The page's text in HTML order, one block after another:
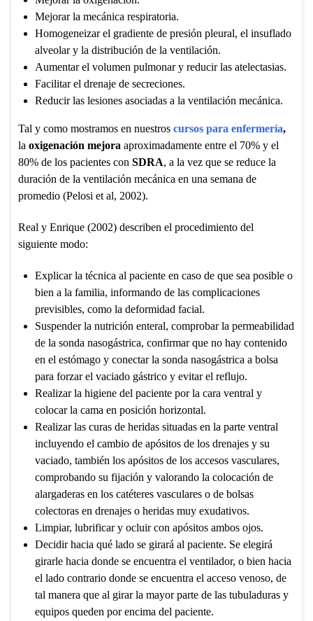
Mejorar la mecánica respiratoria.
Homogeneizar el gradiente de presión pleural, el insuflado
alveolar y la distribución de la ventilación.
Aumentar el volumen pulmonar y reducir las atelectasias.
Facilitar el drenaje de secreciones.
Reducir las lesiones asociadas a la ventilación mecánica.
Tal y como mostramos en nuestros cursos para enfermería,
la oxigenación mejora aproximadamente entre el 70% y el
80% de los pacientes con SDRA, a la vez que se reduce la
duración de la ventilación mecánica en una semana de
promedio (Pelosi et al, 2002).
Real y Enrique (2002) describen el procedimiento del
siguiente modo:
Explicar la técnica al paciente en caso de que sea posible o
bien a la familia, informando de las complicaciones
previsibles, como la deformidad facial.
Suspender la nutrición enteral, comprobar la permeabilidad
de la sonda nasogástrica, confirmar que no hay contenido
en el estómago y conectar la sonda nasogástrica a bolsa
para forzar el vaciado gástrico y evitar el reflujo.
Realizar la higiene del paciente por la cara ventral y
colocar la cama en posición horizontal.
Realizar las curas de heridas situadas en la parte ventral
incluyendo el cambio de apósitos de los drenajes y su
vaciado, también los apósitos de los accesos vasculares,
comprobando su fijación y valorando la colocación de
alargaderas en los catéteres vasculares o de bolsas
colectoras en drenajes o heridas muy exudativos.
Limpiar, lubrificar y ocluir con apósitos ambos ojos.
Decidir hacia qué lado se girará al paciente. Se elegirá
girarle hacia donde se encuentra el ventilador, o bien hacia
el lado contrario donde se encuentra el acceso venoso, de
tal manera que al girar la mayor parte de las tubuladuras y
equipos queden por encima del paciente.